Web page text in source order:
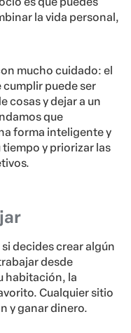
la vida personal,
mucho cuidado: el
puede ser
cosas y dejar a un
que
forma inteligente y
y priorizar las
decides crear algún
desde
habitación, la
Cualquier sitio
y ganar dinero.